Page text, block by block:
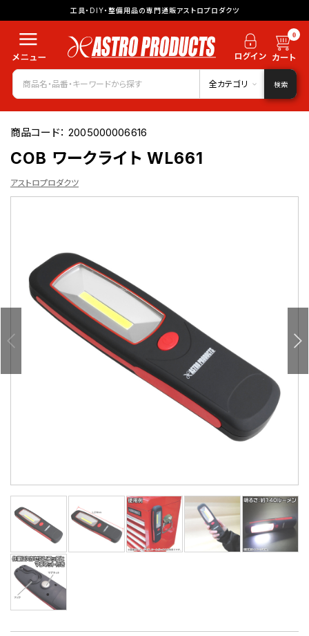
工具・DIY・整備用品の専門通販アストロプロダクツ
0
全カテゴリ 検索
商品コード：2005000006616
COB ワークライト WL661
アストロプロダクツ